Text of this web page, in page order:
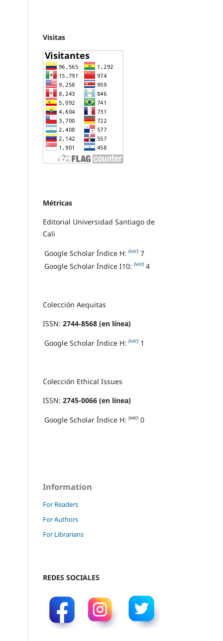
Visitas
Métricas
Editorial Universidad Santiago de
Cali
Google Scholar Índice H: (ver) 7
Google Scholar Índice I10: (ver) 4
Colección Aequitas
ISSN: 2744-8568 (en línea)
Google Scholar Índice H: (ver) 1
Colección Ethical Issues
ISSN: 2745-0066 (en línea)
Google Scholar Índice H: (ver) 0
Information
For Readers
For Authors
For Librarians
REDES SOCIALES